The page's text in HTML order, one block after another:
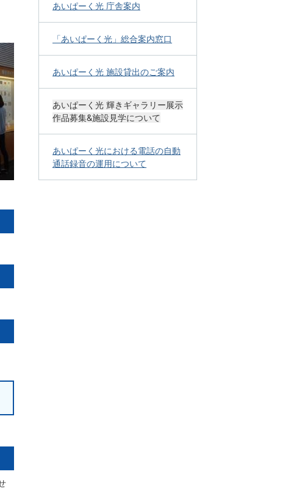
あいぱーく光 庁舎案内
「あいぱーく光」総合案内窓口
あいぱーく光 施設貸出のご案内
あいぱーく光 輝きギャラリー展示
作品募集&施設見学について
あいぱーく光における電話の自動
通話録音の運用について